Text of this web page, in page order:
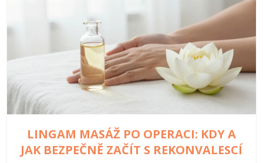
LINGAM MASÁŽ PO OPERACI: KDY A
JAK BEZPEČNĚ ZAČÍT S REKONVALESCÍ